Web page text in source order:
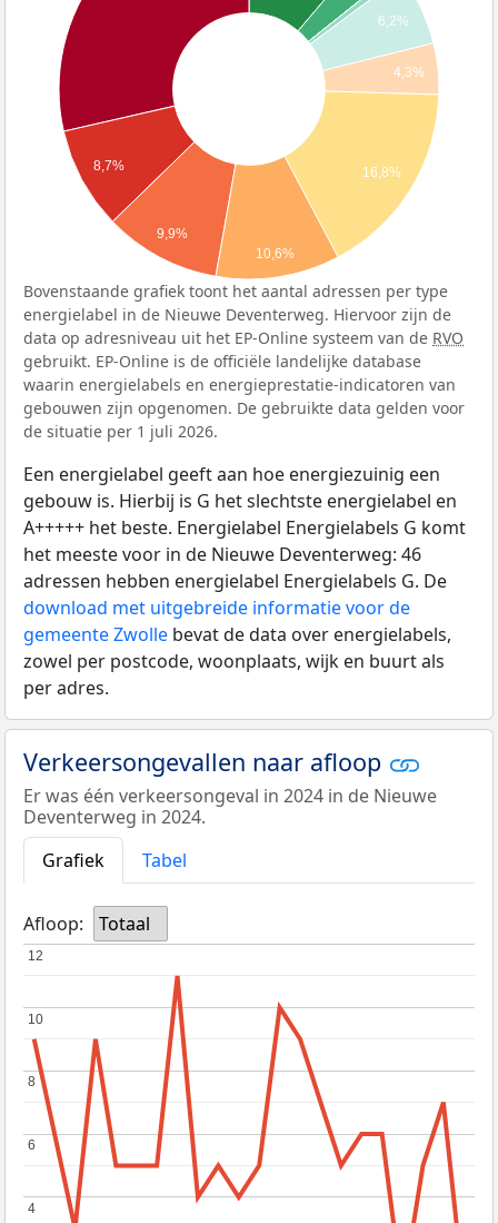
6,2%
4,3%
16,8%
8,7%
9,9%
10,6%
Bovenstaande grafiek toont het aantal adressen per type
energielabel in de Nieuwe Deventerweg. Hiervoor zijn de
data op adresniveau uit het EP-Online systeem van de RVO
gebruikt. EP-Online is de officiële landelijke database
waarin energielabels en energieprestatie-indicatoren van
gebouwen zijn opgenomen. De gebruikte data gelden voor
de situatie per 1 juli 2026.
Een energielabel geeft aan hoe energiezuinig een
gebouw is. Hierbij is G het slechtste energielabel en
A+++++ het beste. Energielabel Energielabels G komt
het meeste voor in de Nieuwe Deventerweg: 46
adressen hebben energielabel Energielabels G. De
download met uitgebreide informatie voor de
gemeente Zwolle bevat de data over energielabels,
zowel per postcode, woonplaats, wijk en buurt als
per adres.
Verkeersongevallen naar afloop
Er was één verkeersongeval in 2024 in de Nieuwe
Deventerweg in 2024.
Grafiek
Tabel
Afloop: Totaal
4
4
6
6
8
8
10
10
12
12